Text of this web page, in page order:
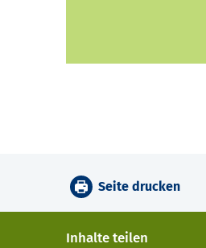
Seite drucken
Inhalte teilen